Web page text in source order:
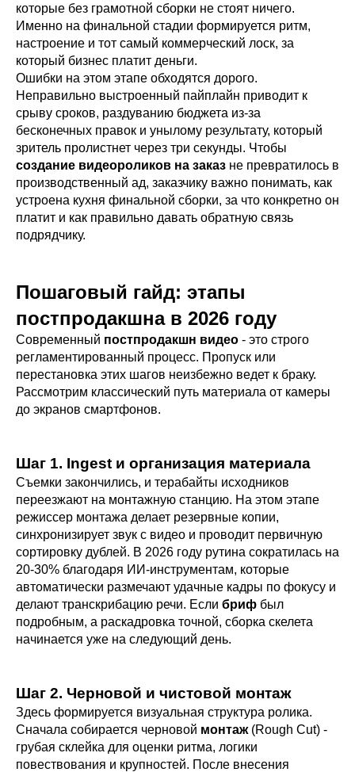
которые без грамотной сборки не стоят ничего.
Именно на финальной стадии формируется ритм,
настроение и тот самый коммерческий лоск, за
который бизнес платит деньги.
Ошибки на этом этапе обходятся дорого.
Неправильно выстроенный пайплайн приводит к
срыву сроков, раздуванию бюджета из-за
бесконечных правок и унылому результату, который
зритель пролистнет через три секунды. Чтобы
создание видеороликов на заказ не превратилось в
производственный ад, заказчику важно понимать, как
устроена кухня финальной сборки, за что конкретно он
платит и как правильно давать обратную связь
подрядчику.
Пошаговый гайд: этапы
постпродакшна в 2026 году
Современный постпродакшн видео - это строго
регламентированный процесс. Пропуск или
перестановка этих шагов неизбежно ведет к браку.
Рассмотрим классический путь материала от камеры
до экранов смартфонов.
Шаг 1. Ingest и организация материала
Съемки закончились, и терабайты исходников
переезжают на монтажную станцию. На этом этапе
режиссер монтажа делает резервные копии,
синхронизирует звук с видео и проводит первичную
сортировку дублей. В 2026 году рутина сократилась на
20-30% благодаря ИИ-инструментам, которые
автоматически размечают удачные кадры по фокусу и
делают транскрибацию речи. Если бриф был
подробным, а раскадровка точной, сборка скелета
начинается уже на следующий день.
Шаг 2. Черновой и чистовой монтаж
Здесь формируется визуальная структура ролика.
Сначала собирается черновой монтаж(Rough Cut) -
грубая склейка для оценки ритма, логики
повествования и крупностей. После внесения